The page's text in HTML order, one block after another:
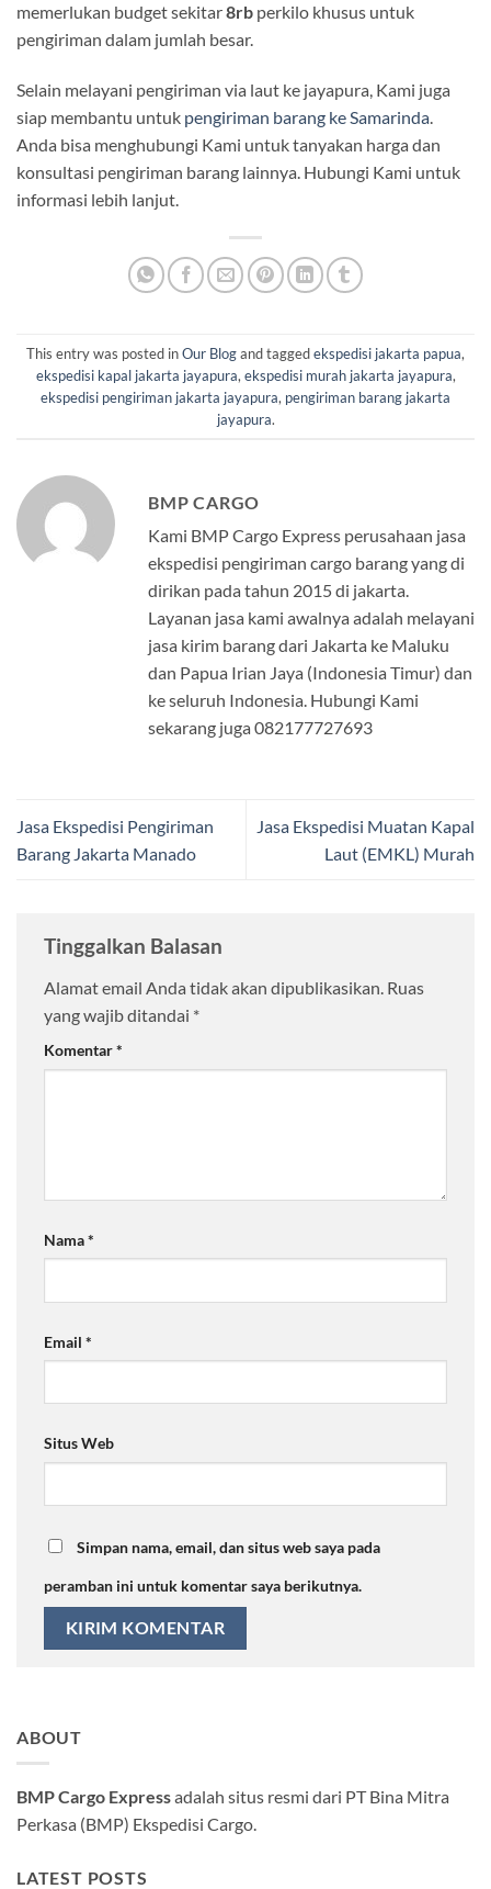
memerlukan budget sekitar8rb perkilo khusus untuk
pengiriman dalam jumlah besar.
Selain melayani pengiriman via laut ke jayapura, Kami juga
siap membantu untuk pengiriman barang ke Samarinda.
Anda bisa menghubungi Kami untuk tanyakan harga dan
konsultasi pengiriman barang lainnya. Hubungi Kami untuk
informasi lebih lanjut.
This entry was posted inOur Blogand taggedekspedisi jakarta papua,
ekspedisi kapal jakarta jayapura, ekspedisi murah jakarta jayapura,
ekspedisi pengiriman jakarta jayapura, pengiriman barang jakarta
jayapura.
BMP CARGO
Kami BMP Cargo Express perusahaan jasa
ekspedisi pengiriman cargo barang yang di
dirikan pada tahun 2015 di jakarta.
Layanan jasa kami awalnya adalah melayani
jasa kirim barang dari Jakarta ke Maluku
dan Papua Irian Jaya (Indonesia Timur) dan
ke seluruh Indonesia. Hubungi Kami
sekarang juga 082177727693
Jasa Ekspedisi Pengiriman
Barang Jakarta Manado
Jasa Ekspedisi Muatan Kapal
Laut (EMKL) Murah
Tinggalkan Balasan
Alamat email Anda tidak akan dipublikasikan. Ruas
yang wajib ditandai *
Komentar*
Nama*
Email *
Situs Web
Simpan nama, email, dan situs web saya pada
peramban ini untuk komentar saya berikutnya.
ABOUT
BMP Cargo Expressadalah situs resmi dari PT Bina Mitra
Perkasa (BMP) Ekspedisi Cargo.
LATEST POSTS